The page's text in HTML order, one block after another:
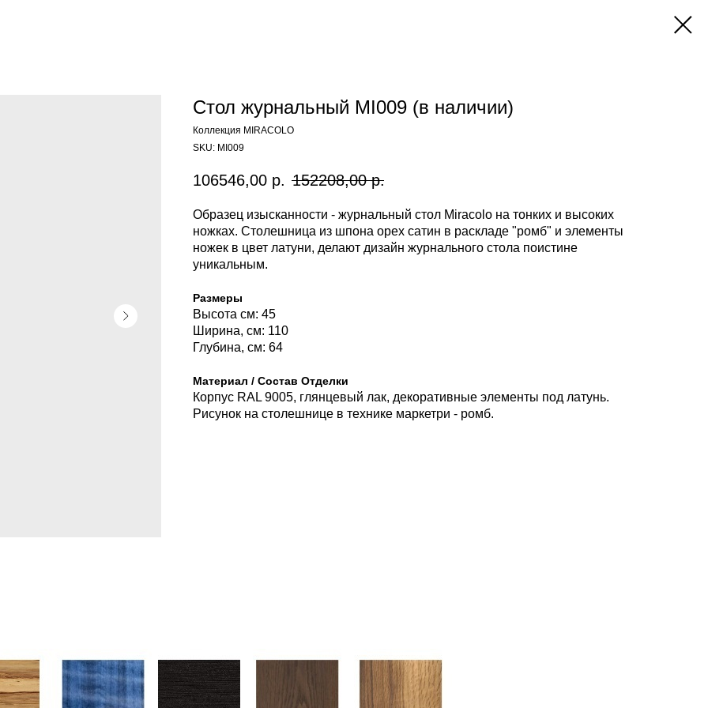
Стол журнальный MI009 (в наличии)
Коллекция MIRACOLO
SKU: MI009
106546,00 р. 152208,00 р.
Образец изысканности - журнальный стол Miracolo на тонких и высоких
ножках. Столешница из шпона орех сатин в раскладе "ромб" и элементы
ножек в цвет латуни, делают дизайн журнального стола поистине
уникальным.
Размеры
Высота см: 45
Ширина, см: 110
Глубина, см: 64
Материал / Состав Отделки
Корпус RAL 9005, глянцевый лак, декоративные элементы под латунь.
Рисунок на столешнице в технике маркетри - ромб.